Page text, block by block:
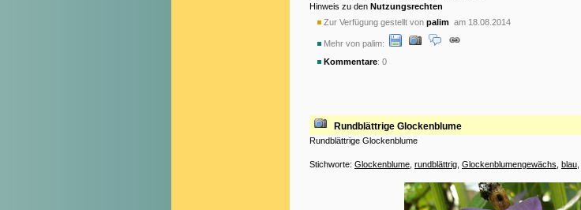
Hinweis zu den Nutzungsrechten
Zur Verfügung gestellt von palim am 18.08.2014
Mehr von palim:
Kommentare: 0
Rundblättrige Glockenblume
Rundblättrige Glockenblume
Stichworte: Glockenblume rundblättrig Glockenblumengewächs blau